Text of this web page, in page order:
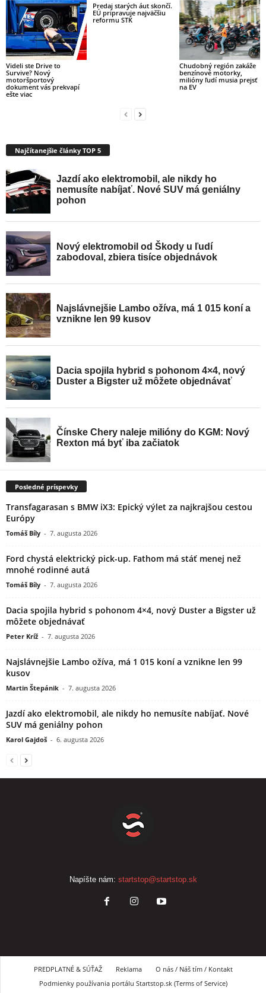
Videli ste Drive to
Survive? Nový
motoršportový
dokument vás prekvapí
ešte viac
Predaj starých áut skončí.
EÚ pripravuje najväčšiu
reformu STK
Chudobný región zakáže
benzínové motorky,
milióny ľudí musia prejsť
na EV
Najčítanejšie články TOP 5
Posledné príspevky
Transfagarasan s BMW iX3: Epický výlet za najkrajšou cestou
Európy
Tomáš Bíly - 7. augusta 2026
Ford chystá elektrický pick-up. Fathom má stáť menej než
mnohé rodinné autá
Tomáš Bíly - 7. augusta 2026
Dacia spojila hybrid s pohonom 4×4, nový Duster a Bigster už
môžete objednávať
Peter Kríž - 7. augusta 2026
Najslávnejšie Lambo ožíva, má 1 015 koní a vznikne len 99
kusov
Martin Štepánik - 7. augusta 2026
Jazdí ako elektromobil, ale nikdy ho nemusíte nabíjať. Nové
SUV má geniálny pohon
Karol Gajdoš - 6. augusta 2026
Napíšte nám: startstop@startstop.sk
PREDPLATNÉ & SÚŤAŽ Reklama
O nás / Náš tím / Kontakt
Podmienky používania portálu Startstop.sk (Terms of Service)